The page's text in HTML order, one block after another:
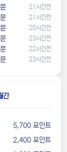
21시간전
21시간전
20시간전
23시간전
22시간전
23시간전
간
5,700 포인트
2,400 포인트